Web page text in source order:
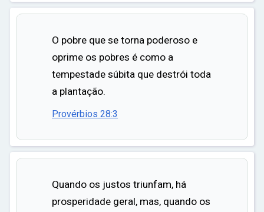
O pobre que se torna poderoso e
oprime os pobres é como a
tempestade súbita que destrói toda
a plantação.
Provérbios 28:3
Quando os justos triunfam, há
prosperidade geral, mas, quando os